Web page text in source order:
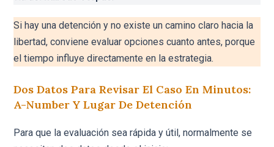
Si hay una detención y no existe un camino claro hacia la
libertad, conviene evaluar opciones cuanto antes, porque
el tiempo influye directamente en la estrategia.
Dos Datos Para Revisar El Caso En Minutos:
A-Number Y Lugar De Detención
Para que la evaluación sea rápida y útil, normalmente se